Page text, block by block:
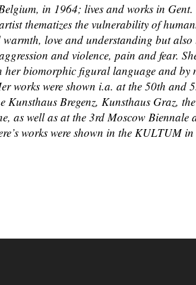
in 1964; lives and works in
thematizes the vulnerability of
love and understanding but
and violence, pain and fear.
her biomorphic figural language and by
works were shown i.a. at the 50th and
Kunsthaus Bregenz, Kunsthaus Graz,
as well as at the 3rd Moscow
works were shown in the KULTUM